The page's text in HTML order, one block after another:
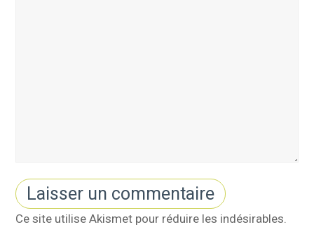
Ce site utilise Akismet pour réduire les indésirables.